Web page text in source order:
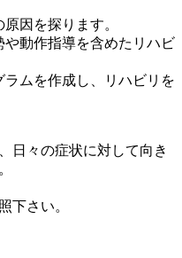
因を探ります。
動作指導を含めたリハビ
ムを作成し、リハビリを
日々の症状に対して向き
下さい。